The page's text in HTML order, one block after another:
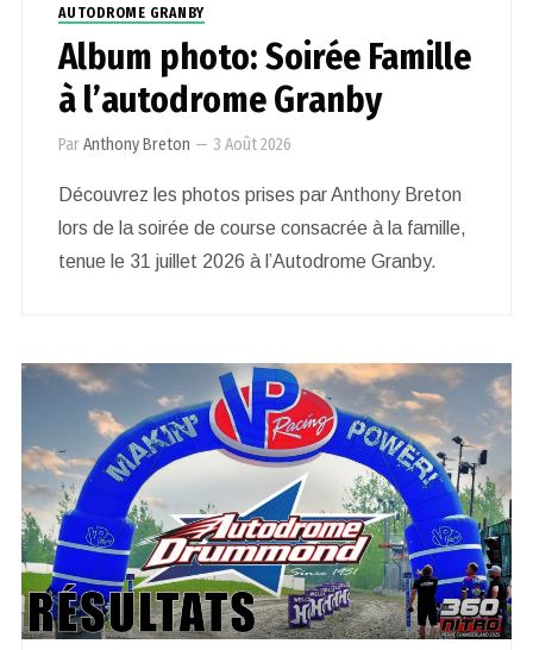
AUTODROME GRANBY
Album photo: Soirée Famille
à l’autodrome Granby
ParAnthony Breton — 3 Août 2026
Découvrez les photos prises par Anthony Breton
lors de la soirée de course consacrée à la famille,
tenue le 31 juillet 2026 à l’Autodrome Granby.